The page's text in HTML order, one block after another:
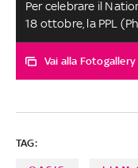
Per celebrare il
18 ottobre, la PPL
ha realizzato una
britannico.
longevità del rock
Sernagiotto
Vai alla Fotogallery
TAG: